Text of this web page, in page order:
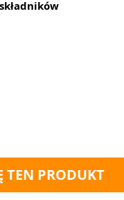
TEN PRODUKT